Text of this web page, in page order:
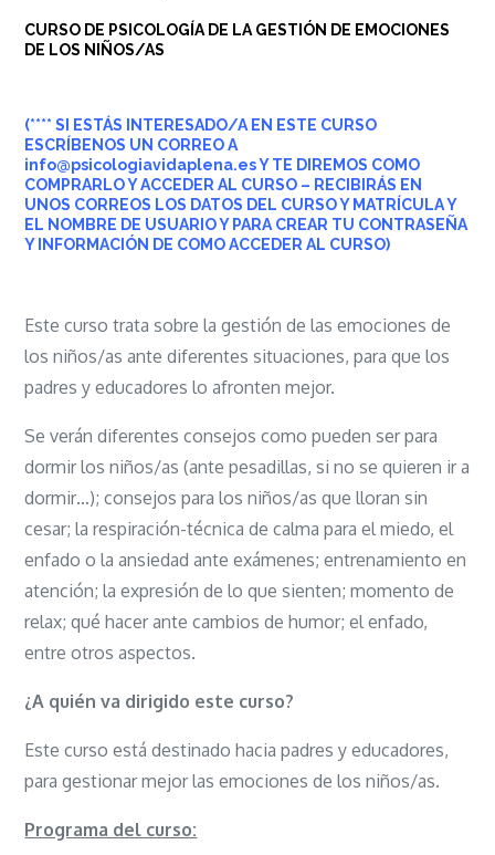
CURSO DE PSICOLOGÍA DE LA GESTIÓN DE EMOCIONES
DE LOS NIÑOS/AS
(**** SI ESTÁS INTERESADO/A EN ESTE CURSO
ESCRÍBENOS UN CORREO A
info@psicologiavidaplena.es Y TE DIREMOS COMO
COMPRARLO Y ACCEDER AL CURSO – RECIBIRÁS EN
UNOS CORREOS LOS DATOS DEL CURSO Y MATRÍCULA Y
EL NOMBRE DE USUARIOY PARA CREAR TU CONTRASEÑA
Y INFORMACIÓN DE COMO ACCEDER AL CURSO)
Este curso trata sobre la gestión de las emociones de
los niños/as ante diferentes situaciones, para que los
padres y educadores lo afronten mejor.
Se verán diferentes consejos como pueden ser para
dormir los niños/as (ante pesadillas, si no se quieren ir a
dormir…); consejos para los niños/as que lloran sin
cesar; la respiración-técnica de calma para el miedo, el
enfado o la ansiedad ante exámenes; entrenamiento en
atención; la expresión de lo que sienten; momento de
relax; qué hacer ante cambios de humor; el enfado,
entre otros aspectos.
¿A quién va dirigido este curso?
Este curso está destinado hacia padres y educadores,
para gestionar mejor las emociones de los niños/as.
Programa del curso: